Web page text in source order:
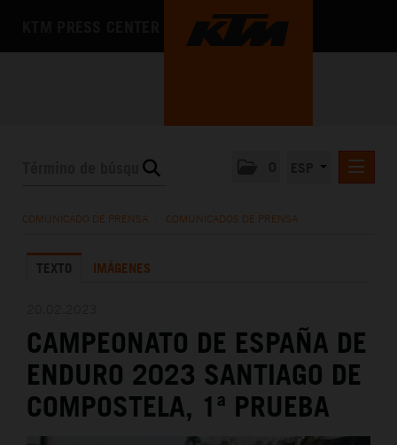
LA EMPRESA
COMUNICADO DE PRENSA COMUNICADOS DE PRENSA
TEXTO IMÁGENES
CAMPEONATO DE ESPAÑA DE
ENDURO 2023 SANTIAGO DE
COMPOSTELA, 1ª PRUEBA